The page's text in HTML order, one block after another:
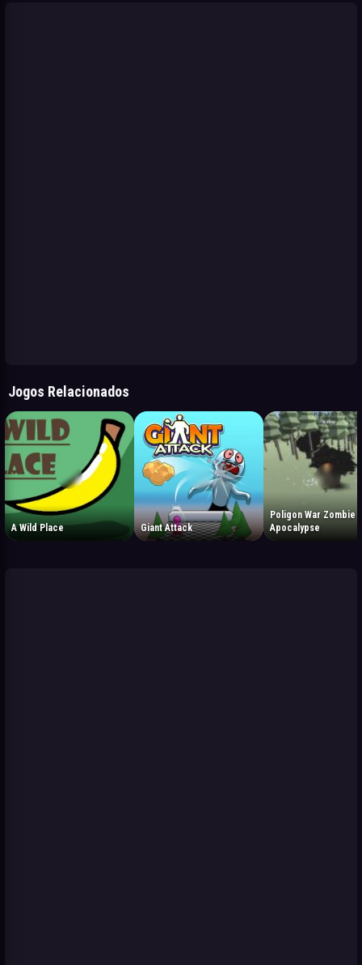
Jogos Relacionados
A Wild Place Giant Attack
Poligon War Zombie
Apocalypse